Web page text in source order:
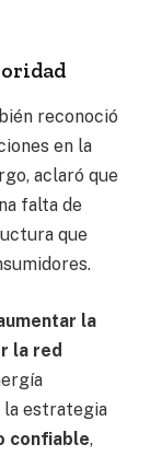
reconoció
en la
aclaró que
falta de
que
la
la red
la estrategia
confiable,